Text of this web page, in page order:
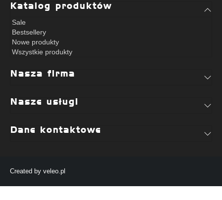
Katalog produktów
Sale
Bestsellery
Nowe produkty
Wszystkie produkty
Nasza firma
Nasze usługi
Dane kontaktowe
Created by veleo.pl